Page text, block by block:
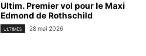
Ultim. Premier vol pour le Maxi
Edmond de Rothschild
ULTIMES 28 mai 2026